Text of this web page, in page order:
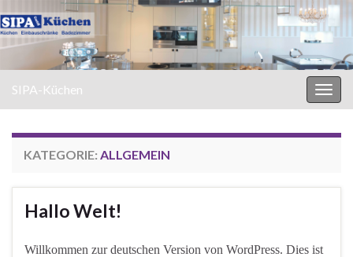
SIPA-Küchen
KATEGORIE: ALLGEMEIN
Hallo Welt!
Willkommen zur deutschen Version von WordPress. Dies ist